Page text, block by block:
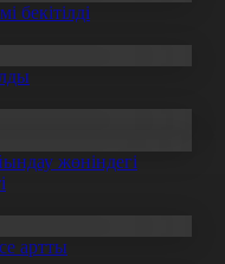
бекітілді
жөніндегі
артты